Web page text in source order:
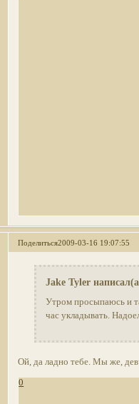
Поделиться2009-03-16 19:07:55
Jake Tyler
Утром просыпаюсь и
час укладывать.
Ой, да ладно тебе. Мы же,
0